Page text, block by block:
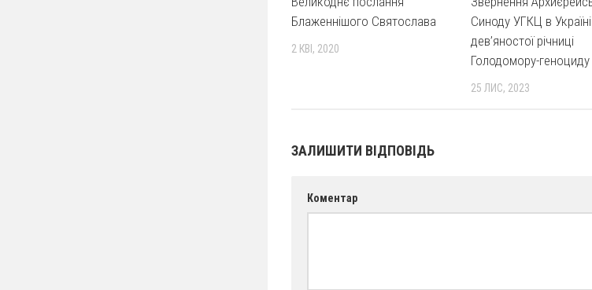
Блаженнішого Святослава
2 КВІ, 2020
Синоду УГКЦ в
дев’яностої річниці
Голодомору-геноциду
25 ЛИС, 2023
ЗАЛИШИТИ ВІДПОВІДЬ
Коментар